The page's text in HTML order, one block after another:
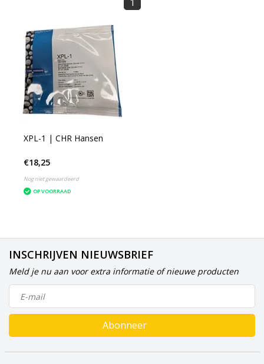
XPL-1 | CHR Hansen
€18,25
Nog niet gewaardeerd
OP VOORRAAD
INSCHRIJVEN NIEUWSBRIEF
Meld je nu aan voor extra informatie of nieuwe producten
Abonneer